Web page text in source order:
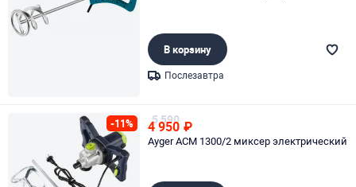
В корзину
Послезавтра
-11% 5 590
4 950 ₽
Ayger ACM 1300/2 миксер электрический